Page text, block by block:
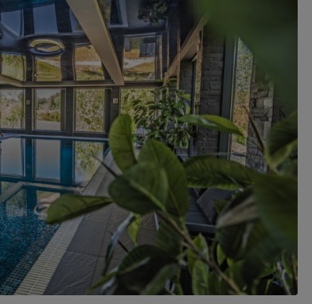
šis piedāvājums?
atpūtai atlikuši tikai daži soļi
PĒRKU